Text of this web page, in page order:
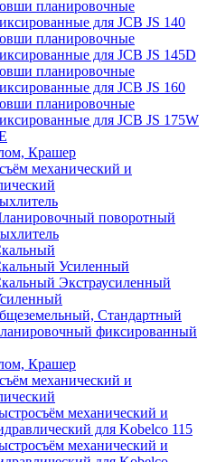
планировочные
для JCB JS 140
планировочные
для JCB JS 145D
планировочные
для JCB JS 160
планировочные
для JCB JS 175W
Крашер
механический и
поворотный
Усиленный
Экстраусиленный
Стандартный
фиксированный
Крашер
механический и
механический и
для Kobelco 115
механический и